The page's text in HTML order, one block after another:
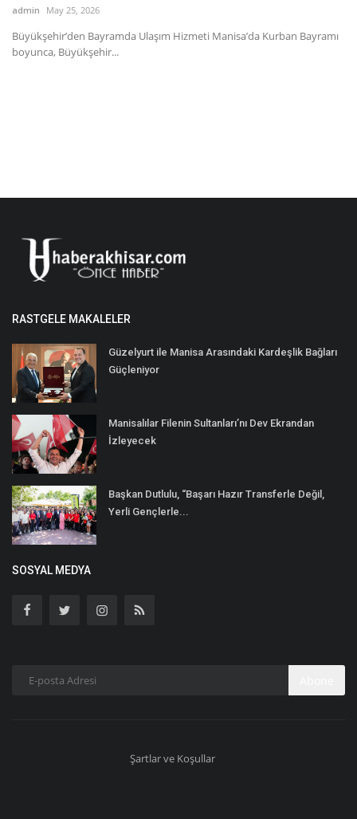
admin May 25, 2026
Büyükşehir’den Bayramda Ulaşım Hizmeti Manisa’da Kurban Bayramı
boyunca, Büyükşehir...
RASTGELE MAKALELER
Güzelyurt ile Manisa Arasındaki Kardeşlik Bağları
Güçleniyor
Manisalılar Filenin Sultanları’nı Dev Ekrandan
İzleyecek
Başkan Dutlulu, “Başarı Hazır Transferle Değil,
Yerli Gençlerle...
SOSYAL MEDYA
Şartlar ve Koşullar